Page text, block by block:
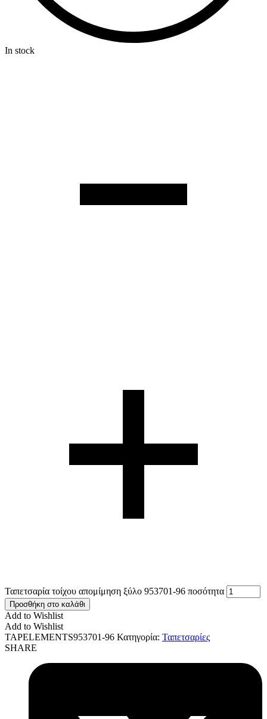
In stock
Ταπετσαρία τοίχου απομίμηση ξύλο 953701-96 ποσότητα
Προσθήκη στο καλάθι
Add to Wishlist
Add to Wishlist
TAPELEMENTS953701-96 Κατηγορία: Ταπετσαρίες
SHARE